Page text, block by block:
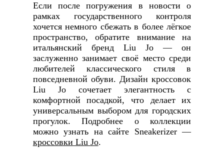
Если после погружения в новости о
рамках государственного контроля
хочется немного сбежать в более лёгкое
пространство, обратите внимание на
итальянский бренд Liu Jo — он
заслуженно занимает своё место среди
любителей классического стиля в
повседневной обуви. Дизайн кроссовок
Liu Jo сочетает элегантность с
комфортной посадкой, что делает их
универсальным выбором для городских
прогулок. Подробнее о коллекции
можно узнать на сайте Sneakerizer —
кроссовки Liu Jo.